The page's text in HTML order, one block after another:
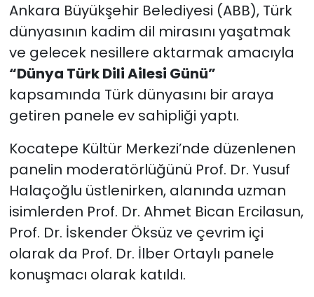
Ankara Büyükşehir Belediyesi (ABB), Türk
dünyasının kadim dil mirasını yaşatmak
ve gelecek nesillere aktarmak amacıyla
“Dünya Türk Dili Ailesi Günü”
kapsamında Türk dünyasını bir araya
getiren panele ev sahipliği yaptı.
Kocatepe Kültür Merkezi’nde düzenlenen
panelin moderatörlüğünü Prof. Dr. Yusuf
Halaçoğlu üstlenirken, alanında uzman
isimlerden Prof. Dr. Ahmet Bican Ercilasun,
Prof. Dr. İskender Öksüz ve çevrim içi
olarak da Prof. Dr. İlber Ortaylı panele
konuşmacı olarak katıldı.